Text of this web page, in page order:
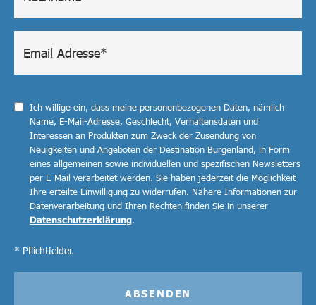
Ich willige ein, dass meine personenbezogenen Daten, nämlich
Name, E-Mail-Adresse, Geschlecht, Verhaltensdaten und
Interessen an Produkten zum Zweck der Zusendung von
Neuigkeiten und Angeboten der Destination Burgenland, in Form
eines allgemeinen sowie individuellen und spezifischen Newsletters
per E-Mail verarbeitet werden. Sie haben jederzeit die Möglichkeit
Ihre erteilte Einwilligung zu widerrufen. Nähere Informationen zur
Datenverarbeitung und Ihren Rechten finden Sie in unserer
Datenschutzerklärung.
* Pflichtfelder.
ABSENDEN